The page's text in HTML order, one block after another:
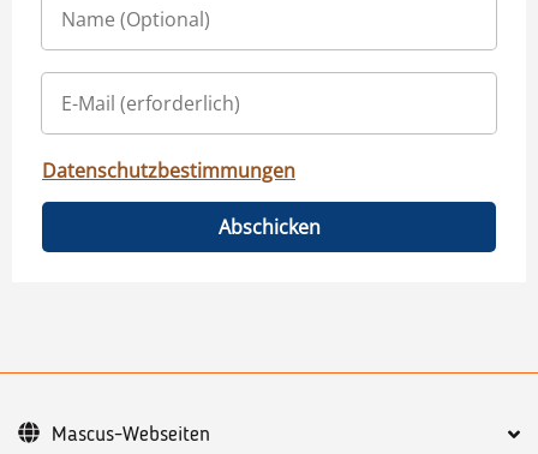
Datenschutzbestimmungen
Abschicken
Mascus-Webseiten